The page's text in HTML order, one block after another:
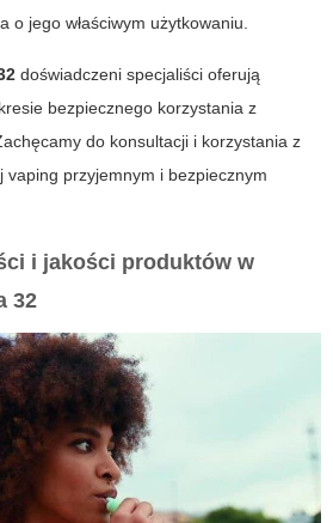
o jego właściwym użytkowaniu.
doświadczeni specjaliści oferują
bezpiecznego korzystania z
do konsultacji i korzystania z
vaping przyjemnym i bezpiecznym
i jakości produktów w
32